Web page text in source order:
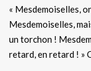
« Mesdemoiselles,
Mesdemoiselles,
un torchon !
retard, en retard ! »